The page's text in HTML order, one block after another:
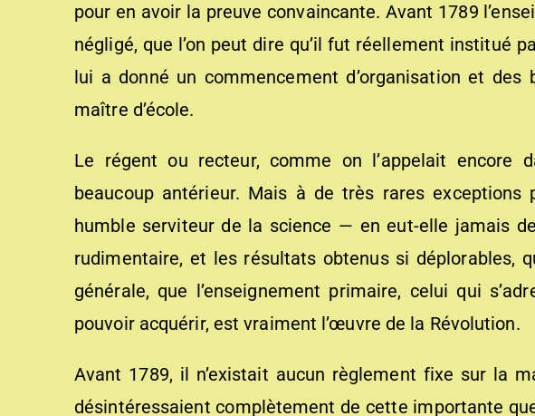
pour en avoir la preuve convaincante. Avant 1789
négligé, que l’on peut dire qu’il fut réellement institué
lui a donné un commencement d’organisation et des
maître d’école.
Le régent ou recteur, comme on l’appelait encore
beaucoup antérieur. Mais à de très rares exceptions
humble serviteur de la science — en eut-elle jamais
rudimentaire, et les résultats obtenus si déplorables,
générale, que l’enseignement primaire, celui qui
pouvoir acquérir, est vraiment l’œuvre de la Révolution.
Avant 1789, il n’existait aucun règlement fixe sur la
désintéressaient complètement de cette importante